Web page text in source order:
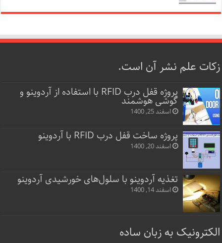
زکات علم نشر آن است.
پروژه قفل‌ درب RFID با استفاده از آردوینو و
گوشی هوشمند
اسفند 25, 1400
پروژه ساخت قفل‌ درب RFID با آردوینو
اسفند 20, 1400
تغذیه آردوینو با سلول‌های خورشیدی آردوینو
اسفند 14, 1400
الکترونیک به زبان ساده